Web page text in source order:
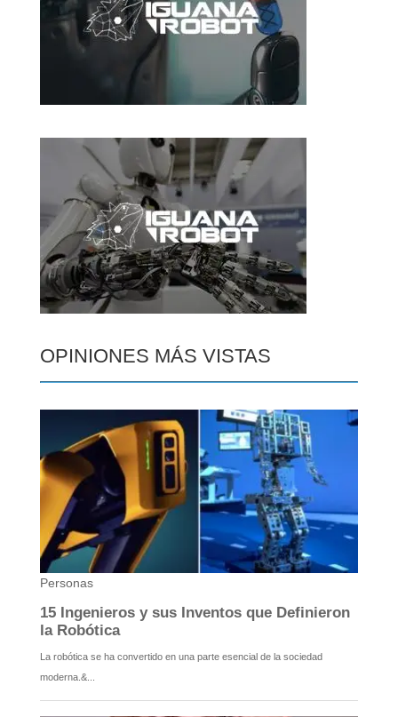
OPINIONES MÁS VISTAS